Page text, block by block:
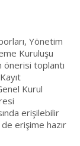
Yönetim
Kuruluşu
önerisi toplantı
Kurul
erişilebilir
erişime hazır